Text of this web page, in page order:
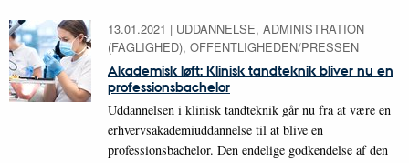
13.01.2021 | UDDANNELSE, ADMINISTRATION
(FAGLIGHED), OFFENTLIGHEDEN/PRESSEN
Akademisk løft: Klinisk tandteknik bliver nu en
professionsbachelor
Uddannelsen i klinisk tandteknik går nu fra at være en
erhvervsakademiuddannelse til at blive en
professionsbachelor. Den endelige godkendelse af den